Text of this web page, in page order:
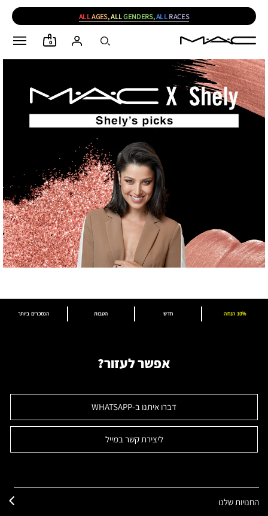
ALLAGES,ALLGENDERS,ALL RACES
0
הנמכרים ביותר הטבות חדש 10% הנחה
אפשר לעזור?
דברו איתנו ב-WHATSAPP
ליצירת קשר במייל
החנויות שלנו